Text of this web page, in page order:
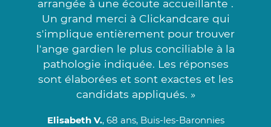
arrangée à une écoute accueillante .
Un grand merci à Clickandcare qui
s'implique entièrement pour trouver
l'ange gardien le plus conciliable à la
pathologie indiquée. Les réponses
sont élaborées et sont exactes et les
candidats appliqués. »
Elisabeth V., 68 ans, Buis-les-Baronnies